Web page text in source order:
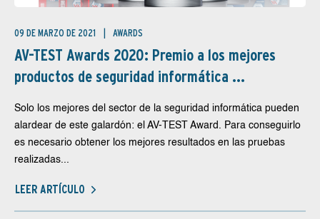
09 DE MARZO DE 2021 AWARDS
AV-TEST Awards 2020: Premio a los mejores
productos de seguridad informática ...
Solo los mejores del sector de la seguridad informática pueden
alardear de este galardón: el AV-TEST Award. Para conseguirlo
es necesario obtener los mejores resultados en las pruebas
realizadas...
LEER ARTÍCULO